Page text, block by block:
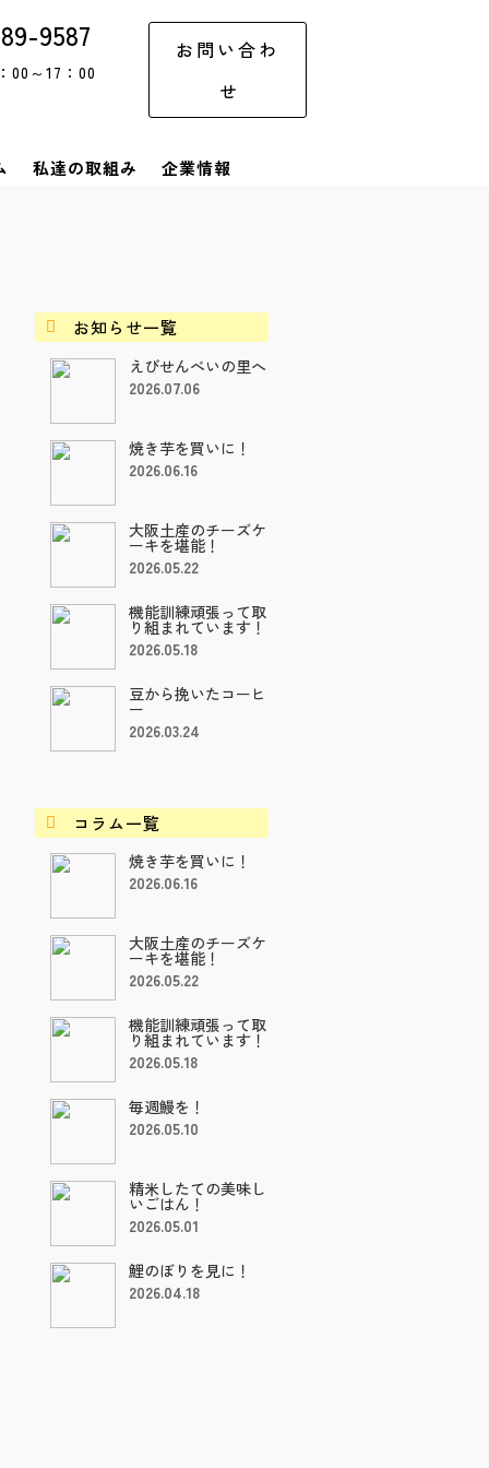
9587
00～17：00
お問い合わ
せ
私達の取組み 企業情報
 お知らせ一覧
えびせんべいの里へ
2026.07.06
焼き芋を買いに！
2026.06.16
大阪土産のチーズケ
ーキを堪能！
2026.05.22
機能訓練頑張って取
り組まれています！
2026.05.18
豆から挽いたコーヒ
ー
2026.03.24
 コラム一覧
焼き芋を買いに！
2026.06.16
大阪土産のチーズケ
ーキを堪能！
2026.05.22
機能訓練頑張って取
り組まれています！
2026.05.18
毎週鰻を！
2026.05.10
精米したての美味し
いごはん！
2026.05.01
鯉のぼりを見に！
2026.04.18